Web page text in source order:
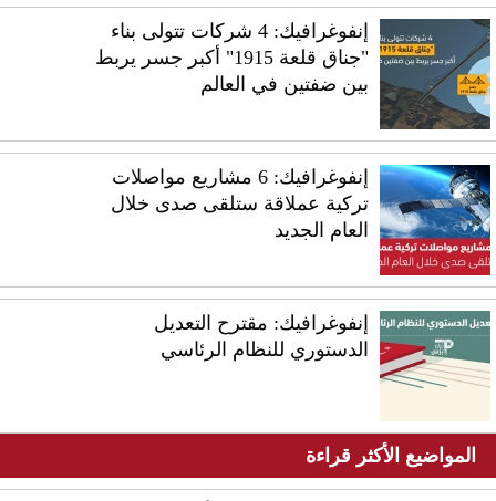
إنفوغرافيك: 4 شركات تتولى بناء
"جناق قلعة 1915" أكبر جسر يربط
بين ضفتين في العالم
إنفوغرافيك: 6 مشاريع مواصلات
تركية عملاقة ستلقى صدى خلال
العام الجديد
إنفوغرافيك: مقترح التعديل
الدستوري للنظام الرئاسي
المواضيع الأكثر قراءة